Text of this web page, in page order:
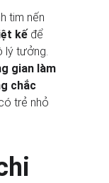
tim nến
kế để
lý tưởng.
gian làm
chắc
trẻ nhỏ